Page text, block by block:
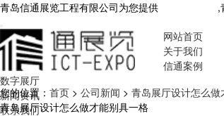
青岛信通展览工程有限公司为您提供 ,
网站首页
关于我们
信通案例
数字展厅
新闻资讯
联系我们
您的位置： 首页 > 公司新闻 > 青岛展厅设计怎么
青岛展厅设计怎么做才能别具一格